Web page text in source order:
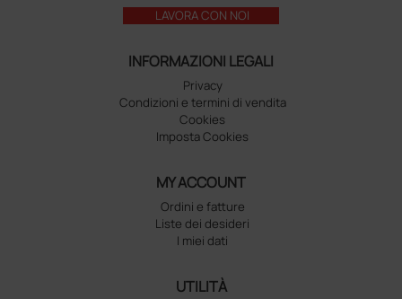
LAVORA CON NOI
INFORMAZIONI LEGALI
Privacy
Condizioni e termini di vendita
Cookies
Imposta Cookies
MY ACCOUNT
Ordini e fatture
Liste dei desideri
I miei dati
UTILITÀ